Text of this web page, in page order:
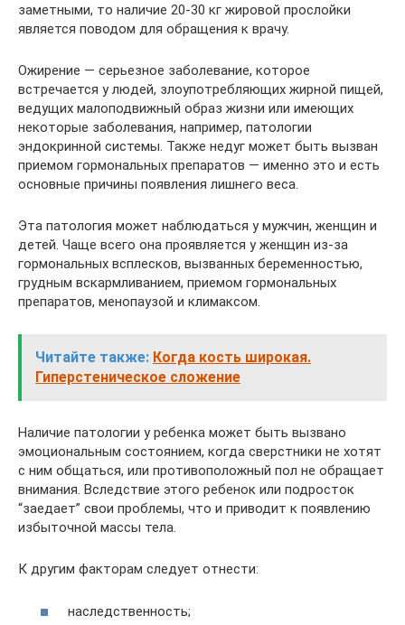
заметными, то наличие 20-30 кг жировой прослойки
является поводом для обращения к врачу.
Ожирение — серьезное заболевание, которое
встречается у людей, злоупотребляющих жирной пищей,
ведущих малоподвижный образ жизни или имеющих
некоторые заболевания, например, патологии
эндокринной системы. Также недуг может быть вызван
приемом гормональных препаратов — именно это и есть
основные причины появления лишнего веса.
Эта патология может наблюдаться у мужчин, женщин и
детей. Чаще всего она проявляется у женщин из-за
гормональных всплесков, вызванных беременностью,
грудным вскармливанием, приемом гормональных
препаратов, менопаузой и климаксом.
Читайте также: Когда кость широкая.
Гиперстеническое сложение
Наличие патологии у ребенка может быть вызвано
эмоциональным состоянием, когда сверстники не хотят
с ним общаться, или противоположный пол не обращает
внимания. Вследствие этого ребенок или подросток
“заедает” свои проблемы, что и приводит к появлению
избыточной массы тела.
К другим факторам следует отнести:
наследственность;